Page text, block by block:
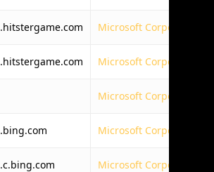
.hitstergame.com Microsoft Corporation
.hitstergame.com Microsoft Corporation
Microsoft Corporation
.bing.com Microsoft Corporation
.c.bing.com Microsoft Corporation